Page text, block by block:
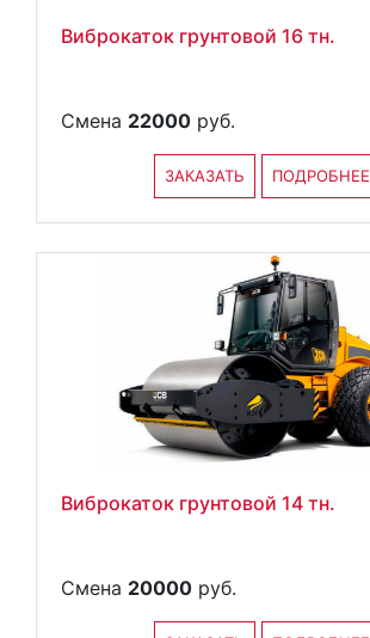
Виброкаток грунтовой 16 тн.
Смена 22000 руб.
ЗАКАЗАТЬ ПОДРОБНЕЕ
Виброкаток грунтовой 14 тн.
Смена 20000 руб.